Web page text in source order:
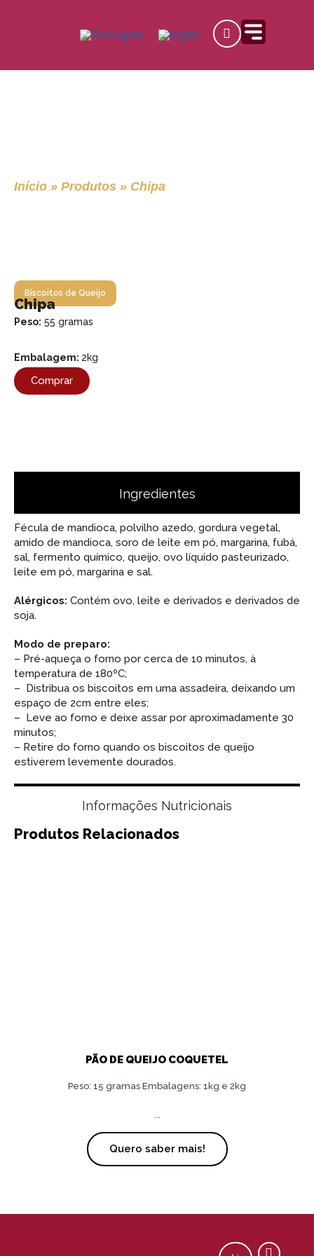
Início » Produtos » Chipa
Biscoitos de Queijo
Chipa
Peso: 55 gramas
Embalagem: 2kg
Comprar
Ingredientes
Informações Nutricionais
Fécula de mandioca, polvilho azedo, gordura vegetal,
amido de mandioca, soro de leite em pó, margarina, fubá,
sal, fermento químico, queijo, ovo líquido pasteurizado,
leite em pó, margarina e sal.
Alérgicos: Contém ovo, leite e derivados e derivados de
soja.
Modo de preparo:
– Pré-aqueça o forno por cerca de 10 minutos, à
temperatura de 180ºC;
– Distribua os biscoitos em uma assadeira, deixando um
espaço de 2cm entre eles;
– Leve ao forno e deixe assar por aproximadamente 30
minutos;
– Retire do forno quando os biscoitos de queijo
estiverem levemente dourados.
Produtos Relacionados
PÃO DE QUEIJO COQUETEL
Peso: 15 gramas Embalagens: 1kg e 2kg
...
Quero saber mais!
Nome
Y
M
C